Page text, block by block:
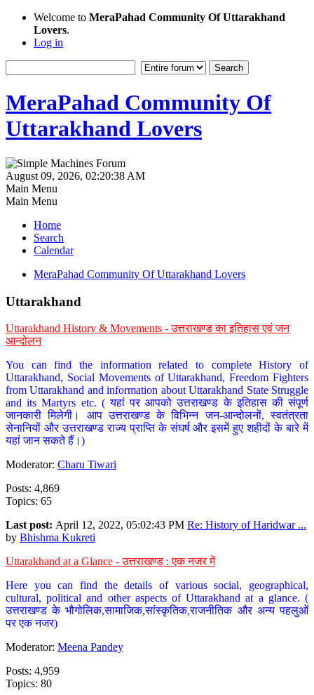
Welcome to MeraPahad Community Of Uttarakhand
Lovers.
Log in
MeraPahad Community Of
Uttarakhand Lovers
August 09, 2026, 02:20:38 AM
Main Menu
Main Menu
Home
Search
Calendar
MeraPahad Community Of Uttarakhand Lovers
Uttarakhand
Uttarakhand History & Movements - उत्तराखण्ड का इतिहास एवं जन
आन्दोलन
You can find the information related to complete History of
Uttarakhand, Social Movements of Uttarakhand, Freedom Fighters
from Uttarakhand and information about Uttarakhand State Struggle
and its Martyrs etc. ( यहां पर आपको उत्तराखण्ड के इतिहास की संपूर्ण
जानकारी मिलेगी। आप उत्तराखण्ड के विभिन्न जन-आन्दोलनों, स्वतंत्रता
सेनानियों और उत्तराखण्ड राज्य प्राप्ति के संघर्ष और इसमें हुए शहीदों के बारे में
यहां जान सकते हैं।)
Moderator: Charu Tiwari
Posts: 4,869
Topics: 65
Last post: April 12, 2022, 05:02:43 PM Re: History of Haridwar ...
by Bhishma Kukreti
Uttarakhand at a Glance - उत्तराखण्ड : एक नजर में
Here you can find the details of various social, geographical,
cultural, political and other aspects of Uttarakhand at a glance. (
उत्तराखण्ड के भौगोलिक,सामाजिक,सांस्कृतिक,राजनीतिक और अन्य पहलुओं
पर एक नजर)
Moderator: Meena Pandey
Posts: 4,959
Topics: 80